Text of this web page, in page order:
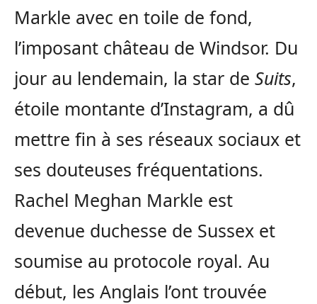
Markle avec en toile de fond,
l’imposant château de Windsor. Du
jour au lendemain, la star de Suits,
étoile montante d’Instagram, a dû
mettre fin à ses réseaux sociaux et
ses douteuses fréquentations.
Rachel Meghan Markle est
devenue duchesse de Sussex et
soumise au protocole royal. Au
début, les Anglais l’ont trouvée